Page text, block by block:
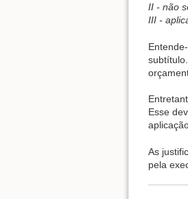
II - não
III -
Esse
As
pela